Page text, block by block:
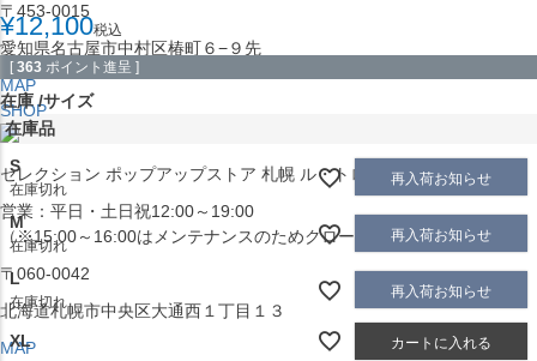
〒453-0015
愛知県名古屋市中村区椿町６−９先
MAP
SHOP
セレクション ポップアップストア 札幌 ル・トロワ店
営業：平日・土日祝12:00～19:00
（※15:00～16:00はメンテナンスのためクローズ）
〒060-0042
北海道札幌市中央区大通西１丁目１３
MAP
¥12,100税込
[ 363 ポイント進呈 ]
在庫 サイズ
在庫品
S
在庫切れ
再入荷お知らせ
M
在庫切れ
再入荷お知らせ
L
在庫切れ
再入荷お知らせ
XL カートに入れる